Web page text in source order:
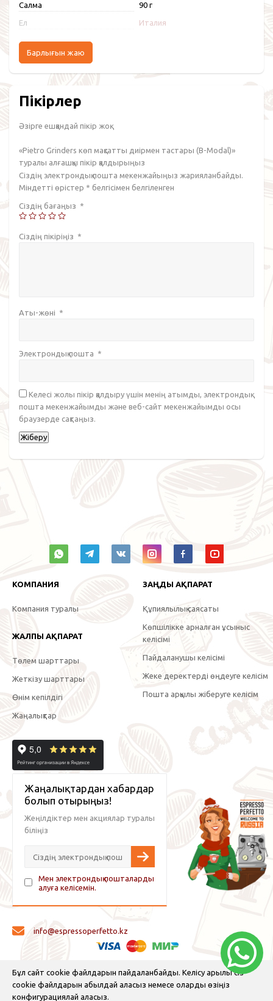
Салмақ 90 г
Ел Италия
Барлығын жаю
Пікірлер
Әзірге ешқандай пікір жоқ.
«Pietro Grinders көп мақсатты диірмен тастары (B-Modal)»
туралы алғашқы пікір қалдырыңыз
Сіздің электрондық пошта мекенжайыңыз жарияланбайды.
Міндетті өрістер * белгісімен белгіленген
Сіздің бағаңыз *
Сіздің пікіріңіз *
Аты-жөні *
Электрондық пошта *
Келесі жолы пікір қалдыру үшін менің атымды, электрондық
пошта мекенжайымды және веб-сайт мекенжайымды осы
браузерде сақтаңыз.
Бұл сайт cookie файлдарын пайдаланбайды. Келісу арқылы сіз
cookie файлдарын қабылдай аласыз немесе оларды өзіңіз
конфигурациялай аласыз.
КОМПАНИЯ
Компания туралы
ЖАЛПЫ АҚПАРАТ
Төлем шарттары
Жеткізу шарттары
Өнім кепілдігі
Жаңалықтар
ЗАҢДЫ АҚПАРАТ
Құпиялылық саясаты
Көпшілікке арналған ұсыныс
келісімі
Пайдаланушы келісімі
Жеке деректерді өңдеуге келісім
Пошта арқылы жіберуге келісім
Жаңалықтардан хабардар
болып отырыңыз!
Жеңілдіктер мен акциялар туралы
біліңіз
Мен электрондық пошталарды
алуға келісемін.
info@espressoperfetto.kz
© 2026 Espresso Perfetto — кофе жабдықтары және кофе